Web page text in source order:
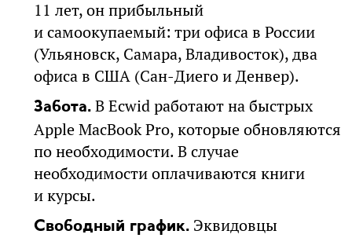
11 лет, он прибыльный
и самоокупаемый: три офиса в России
(Ульяновск, Самара, Владивосток), два
офиса в США (Сан-Диего и Денвер).
Забота. В Ecwid работают на быстрых
Apple MacBook Pro, которые обновляются
по необходимости. В случае
необходимости оплачиваются книги
и курсы.
Свободный график. Эквидовцы